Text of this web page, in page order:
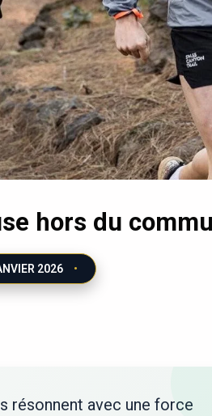
hors du
2026
résonnent avec une force